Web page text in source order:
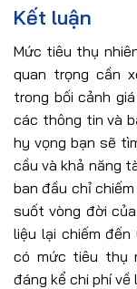
Kết luận
Mức tiêu thụ
quan trọng cần
trong bối cảnh
các thông tin và
hy vọng bạn sẽ
cầu và khả năng
ban đầu chỉ
suốt vòng đời
liệu lại chiếm
có mức tiêu thụ
đáng kể chi phí về